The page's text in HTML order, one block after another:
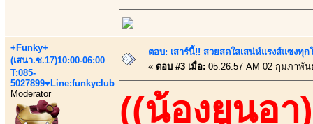
+Funky+
(เสนา.ซ.17)10:00-06:00
T:085-
5027899♥Line:funkyclub
Moderator
ตอบ: เสาร์นี้!! สวยสดใสเสน่ห์แรงส์แซงทุ
« ตอบ #3 เมื่อ: 05:26:57 AM 02 กุมภาพัน
((น้องยูนอา